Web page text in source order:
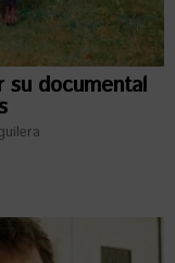
su documental